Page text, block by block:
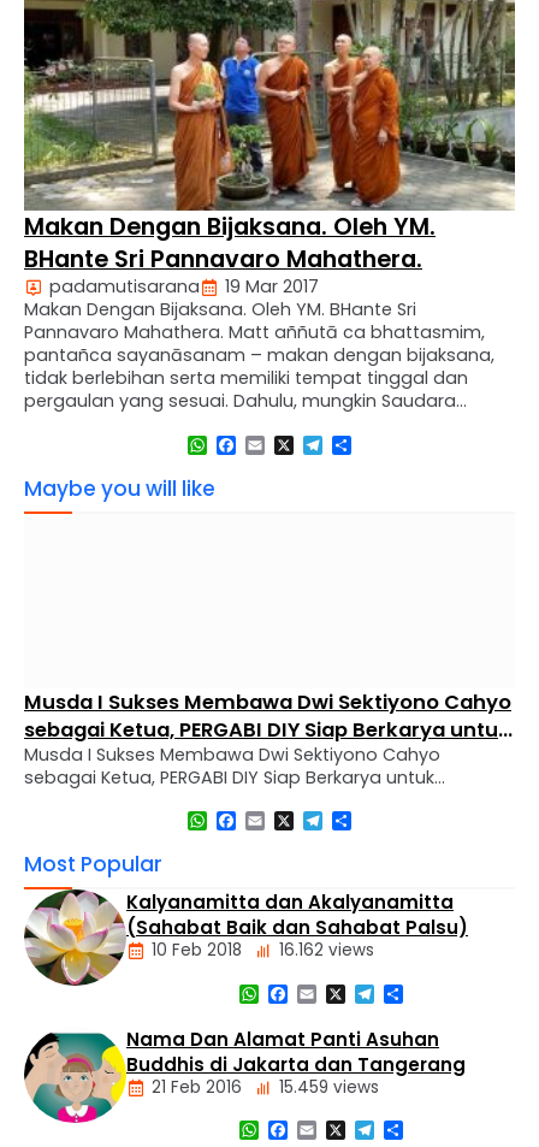
Makan Dengan Bijaksana. Oleh YM.
BHante Sri Pannavaro Mahathera.
padamutisarana
19 Mar 2017
Makan Dengan Bijaksana. Oleh YM. BHante Sri
Pannavaro Mahathera. Matt aññutā ca bhattasmim,
pantañca sayanāsanam – makan dengan bijaksana,
tidak berlebihan serta memiliki tempat tinggal dan
pergaulan yang sesuai. Dahulu, mungkin Saudara
masalah makanan dan pergaulan, tetapi sekarang
kecil? Setiap hari kita disuguhi …
WhatsApp
Facebook
Email
X Telegram
Maybe you will like
Musda I Sukses Membawa Dwi Sektiyono Cahyo
sebagai Ketua, PERGABI DIY Siap Berkarya untuk
Kemajuan Pendidikan Agama Buddha
Musda I Sukses Membawa Dwi Sektiyono Cahyo
sebagai Ketua, PERGABI DIY Siap Berkarya untuk
November 2024 – Perkumpulan Guru Agama Buddha
Musyawarah Daerah (MUSDA) I pemilihan dan
pembentukan pengurus sekaligus melaksanakan
pelantikan pengurus baru untuk periode 2024-2027.
Kegiatan ini diselenggarakan di Vihara Dharma Wijaya,
…
WhatsApp
Facebook
Email
X Telegram
Most Popular
Kalyanamitta dan Akalyanamitta
(Sahabat Baik dan Sahabat Palsu)
10 Feb 2018 16.162 views
WhatsApp
Facebook
Email
X Telegram
Share
Nama Dan Alamat Panti Asuhan
Buddhis di Jakarta dan Tangerang
21 Feb 2016 15.459 views
WhatsApp
Facebook
Email
X Telegram
Share